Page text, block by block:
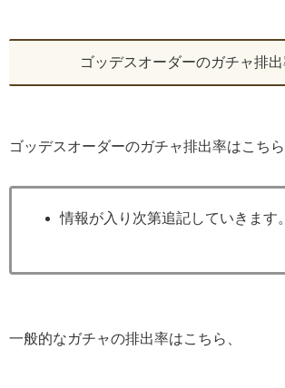
ゴッデスオーダーのガチャ排出
ゴッデスオーダーのガチャ排出率はこちら
情報が入り次第追記していきます。
一般的なガチャの排出率はこちら、